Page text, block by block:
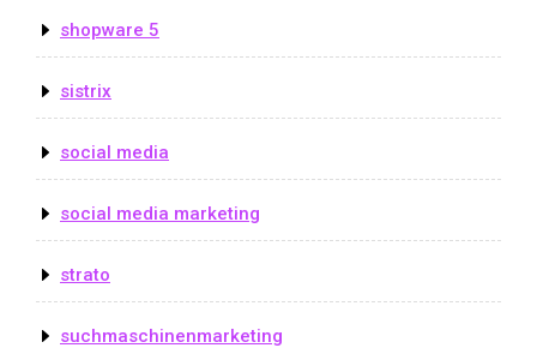
shopware 5
sistrix
social media
social media marketing
strato
suchmaschinenmarketing